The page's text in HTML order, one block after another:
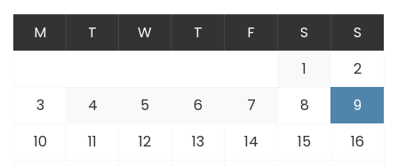
M T W T F S
S
1
2
3
4 5 6 7 8
9
10
11 12 13 14 15
16